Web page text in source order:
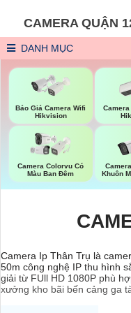
CAMERA QUẬN
DANH MỤC
Báo Giá Camera Wifi
Hikvision
Camera Colorvu Có
Màu Ban Đêm
Khuôn
Camera Ip Thân Trụ là
50m công nghệ IP thu hình
giải từ FUll HD 1080P phù
xưởng kho bãi bến cảng ga